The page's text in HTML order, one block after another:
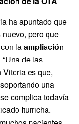
ha apuntado que
pero que
laampliación
de las
Vitoria es que,
una
complica todavía
Iturricha.